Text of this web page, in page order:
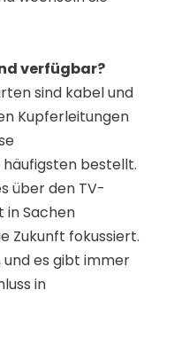
verfügbar?
sind kabel und
Kupferleitungen
bestellt.
über den TV-
in Sachen
Zukunft fokussiert.
es gibt immer
in